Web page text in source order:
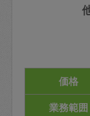
価格
業務範囲